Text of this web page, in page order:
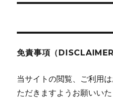
ン
稿:
免責事項（
当サイトの閲覧、ご利用
ただきますようお願いい